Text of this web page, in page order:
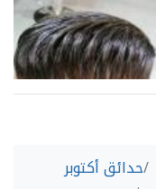
حدائق أكتوبر